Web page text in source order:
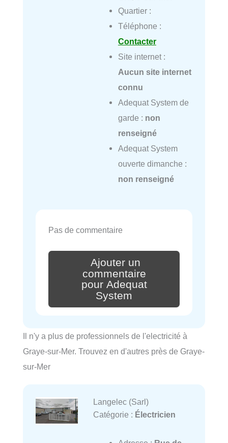
Quartier :
Téléphone :
Contacter
Site internet :
Aucun site internet
connu
Adequat System de
garde : non
renseigné
Adequat System
ouverte dimanche :
non renseigné
Pas de commentaire
Ajouter un
commentaire
pour Adequat
System
Il n'y a plus de professionnels de l'electricité à
Graye-sur-Mer. Trouvez en d'autres près de Graye-
sur-Mer
Langelec (Sarl)
Catégorie : Électricien